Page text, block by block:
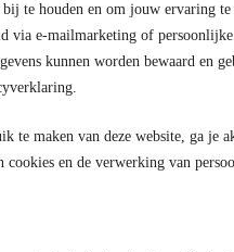
bij te houden en om jouw ervaring te
via e-mailmarketing of persoonlijke
kunnen worden bewaard en
te maken van deze website, ga je
cookies en de verwerking van